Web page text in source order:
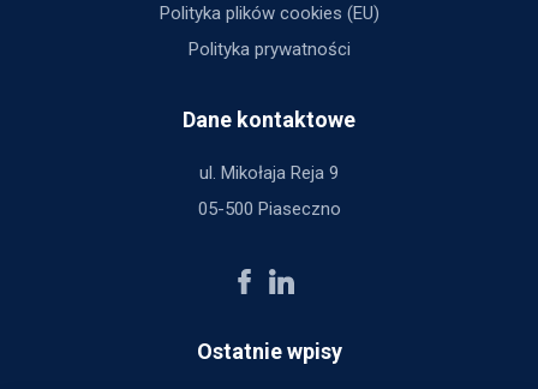
Polityka plików cookies (EU)
Polityka prywatności
Dane kontaktowe
ul. Mikołaja Reja 9
05-500 Piaseczno
Ostatnie wpisy